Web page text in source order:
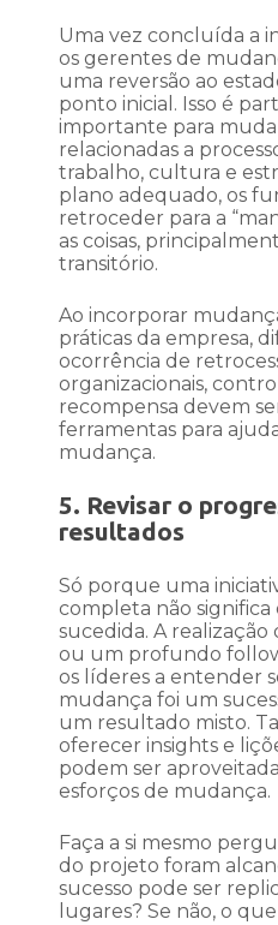
Uma vez concluída a
os gerentes de
uma reversão ao
ponto inicial. Isso é
importante para
relacionadas a
trabalho, cultura e
plano adequado, os
retroceder para a
as coisas,
transitório.
Ao incorporar
práticas da empresa,
ocorrência de
organizacionais,
recompensa devem
ferramentas para
mudança.
5. Revisar o
resultados
Só porque uma
completa não
sucedida. A realização
ou um profundo
os líderes a entender
mudança foi um
um resultado misto.
oferecer insights e
podem ser
esforços de mudança.
Faça a si mesmo
do projeto foram
sucesso pode ser
lugares? Se não, o